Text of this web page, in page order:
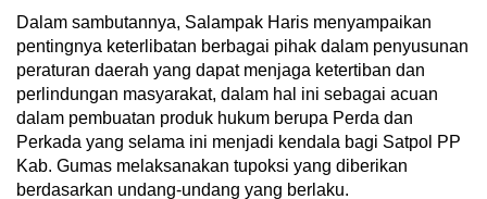
Dalam sambutannya, Salampak Haris menyampaikan
pentingnya keterlibatan berbagai pihak dalam penyusunan
peraturan daerah yang dapat menjaga ketertiban dan
perlindungan masyarakat, dalam hal ini sebagai acuan
dalam pembuatan produk hukum berupa Perda dan
Perkada yang selama ini menjadi kendala bagi Satpol PP
Kab. Gumas melaksanakan tupoksi yang diberikan
berdasarkan undang-undang yang berlaku.